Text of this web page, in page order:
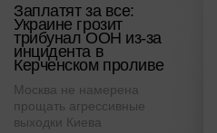
Заплатят за все:
Украине грозит
трибунал ООН из-за
инцидента в
Керченском проливе
Москва не намерена
прощать агрессивные
выходки Киева